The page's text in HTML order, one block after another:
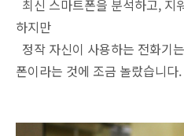
최신 스마트폰을 분석하고, 지
하지만
정작 자신이 사용하는 전화기
폰이라는 것에 조금 놀랐습니다.